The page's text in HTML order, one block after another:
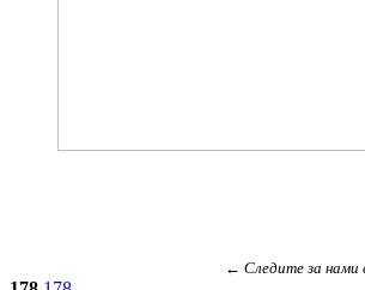
← Следите за нами